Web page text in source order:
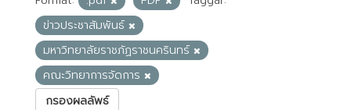
ข่าวประชาสัมพันธ์
มหาวิทยาลัยราชภัฏราชนครินทร์
คณะวิทยาการจัดการ
กรองผลลัพธ์